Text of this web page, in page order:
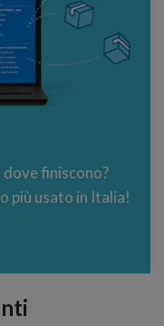
dove finiscono?
più usato in Italia!